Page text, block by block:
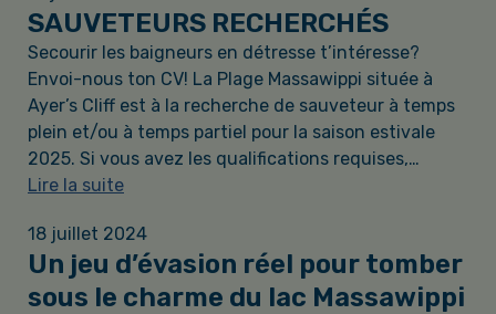
SAUVETEURS RECHERCHÉS
Secourir les baigneurs en détresse t’intéresse?
Envoi-nous ton CV! La Plage Massawippi située à
Ayer’s Cliff est à la recherche de sauveteur à temps
plein et/ou à temps partiel pour la saison estivale
2025. Si vous avez les qualifications requises,…
Lire la suite
18 juillet 2024
Un jeu d’évasion réel pour tomber
sous le charme du lac Massawippi